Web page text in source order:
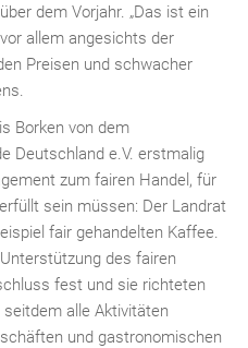
dem Vorjahr. „Das ist ein
allem angesichts der
Preisen und schwacher
Borken von dem
Deutschland e.V. erstmalig
zum fairen Handel, für
sein müssen: Der Landrat
fair gehandelten Kaffee.
des fairen
fest und sie richteten
alle Aktivitäten
und gastronomischen